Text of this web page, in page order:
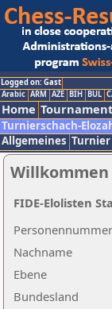
Logged on: Gast
Arabic ARM AZE BIH BUL
Home
Turnierschach-
Allgemeines Turnier
Willkommen
Nachname
Ebene
Personennummer
Bundesland
FIDE-Elolisten